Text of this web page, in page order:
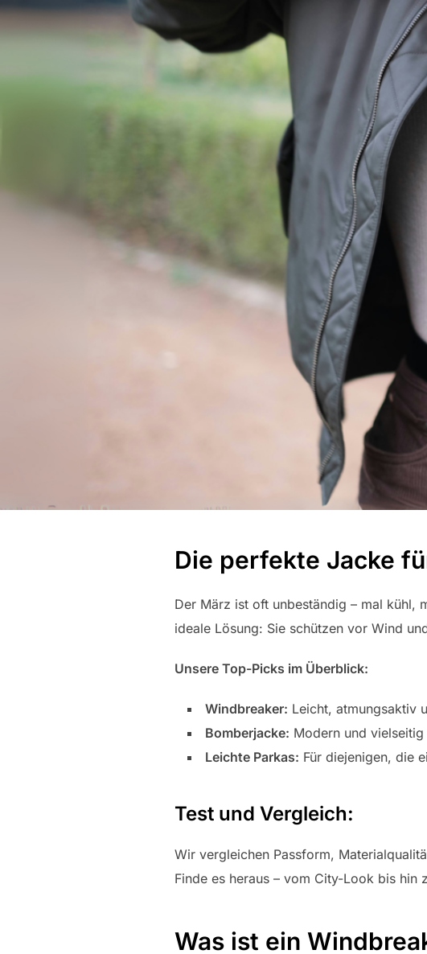
Die perfekte Jacke
Der März ist oft unbeständig – mal kühl,
ideale Lösung: Sie schützen vor Wind
Unsere Top-Picks im Überblick:
Windbreaker: Leicht, atmungsaktiv
Bomberjacke: Modern und
Leichte Parkas: Für diejenigen, die
Test und Vergleich:
Wir vergleichen Passform,
Finde es heraus – vom City-Look bis hin
Was ist ein